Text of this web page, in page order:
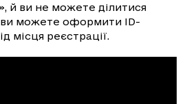
й ви не можете ділитися
ви можете оформити ID-
місця реєстрації.